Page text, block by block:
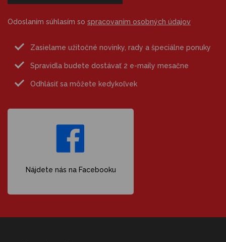
Odoslaním súhlasím so spracovaním osobných údajov
Zasielame užitočné novinky, rady a špeciálne ponuky
Spravidla budete dostávať 2 e-maily mesačne
Odhlásiť sa môžete kedykoľvek
Nájdete nás na Facebooku